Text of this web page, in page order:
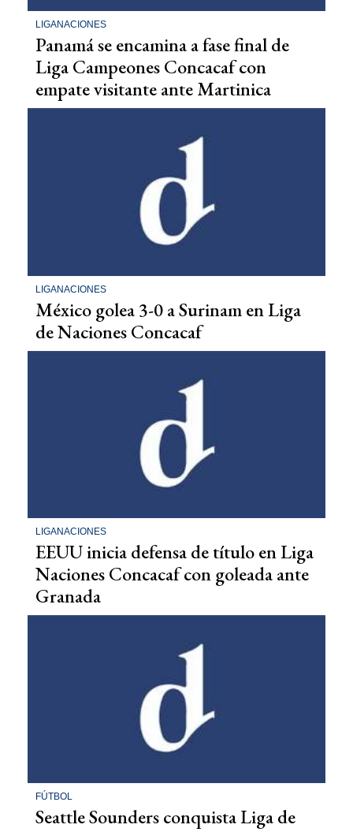
LIGANACIONES
Panamá se encamina a fase final de
Liga Campeones Concacaf con
empate visitante ante Martinica
LIGANACIONES
México golea 3-0 a Surinam en Liga
de Naciones Concacaf
LIGANACIONES
EEUU inicia defensa de título en Liga
Naciones Concacaf con goleada ante
Granada
FÚTBOL
Seattle Sounders conquista Liga de